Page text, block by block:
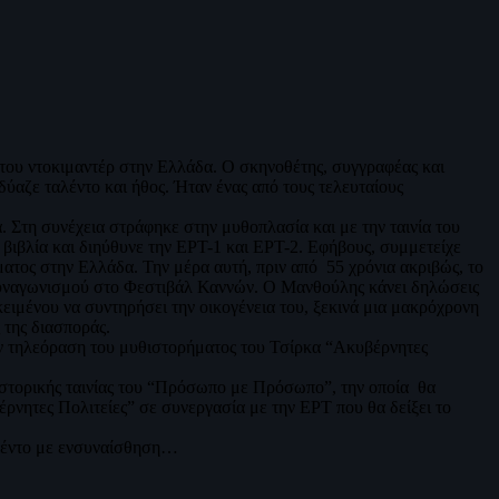
ντοκιμαντέρ στην Ελλάδα. O σκηνοθέτης, συγγραφέας και
ταλέντο και ήθος. Ήταν ένας από τους τελευταίους
συνέχεια στράφηκε στην μυθοπλασία και με την ταινία του
και διηύθυνε την ΕΡΤ-1 και ΕΡΤ-2. Εφήβους, συμμετείχε
στην Ελλάδα. Την μέρα αυτή, πριν από 55 χρόνια ακριβώς, το
στο Φεστιβάλ Καννών. Ο Μανθούλης κάνει δηλώσεις
να συντηρήσει την οικογένεια του, ξεκινά μια μακρόχρονη
διασποράς.
του μυθιστορήματος του Τσίρκα “Ακυβέρνητες
ταινίας του “Πρόσωπο με Πρόσωπο”, την οποία θα
Πολιτείες” σε συνεργασία με την ΕΡΤ που θα δείξει το
με ενσυναίσθηση…